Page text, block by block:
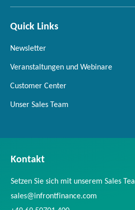
Quick Links
Newsletter
Veranstaltungen und Webinare
Customer Center
Unser Sales Team
Kontakt
Setzen Sie sich mit unserem Sales
sales@infrontfinance.com